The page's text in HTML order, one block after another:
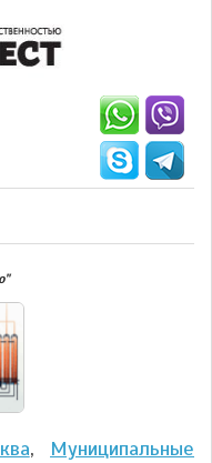
, Муниципальные